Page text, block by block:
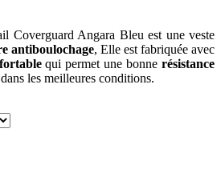
Coverguard Angara Bleu est une veste
antiboulochage, Elle est fabriquée avec
qui permet une bonnerésistance
les meilleures conditions.